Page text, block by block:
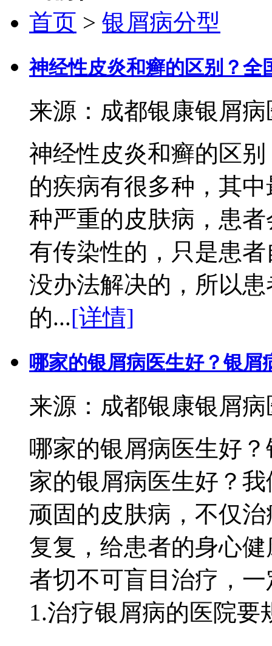
首页 > 银屑病分型
神经性皮炎和癣的区别？全
来源：成都银康银屑
神经性皮炎和癣的区
的疾病有很多种，其
种严重的皮肤病，患
有传染性的，只是患
没办法解决的，所以
的...[详情]
哪家的银屑病医生好？银屑
来源：成都银康银屑
哪家的银屑病医生好
家的银屑病医生好？
顽固的皮肤病，不仅
复复，给患者的身心
者切不可盲目治疗，
1.治疗银屑病的医院要